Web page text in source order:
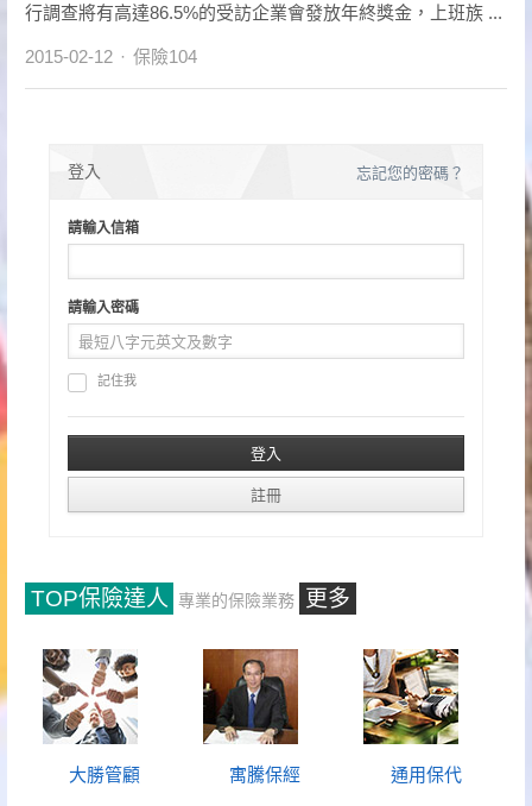
行調查將有高達86.5%的受訪企業會發放年終獎金，上班族 ...
2015-02-12 Author
保險104
登入 忘記您的密碼？
請輸入信箱
請輸入密碼
記住我
TOP保險達人 專業的保險業務 更多
大勝管顧 寓騰保經 通用保代